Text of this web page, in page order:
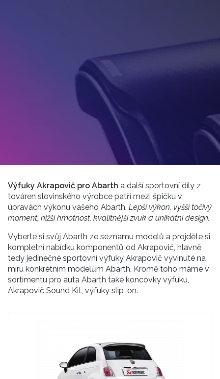
Výfuky Akrapovič pro Abarth a další sportovní díly z
továren slovinského výrobce patří mezi špičku v
úpravách výkonu vašeho Abarth. Lepší výkon, vyšší točivý
moment, nižší hmotnost, kvalitnější zvuk a unikátní design.
Vyberte si svůj Abarth ze seznamu modelů a projděte si
kompletní nabídku komponentů od Akrapovič, hlavně
tedy jedinečné sportovní výfuky Akrapovič vyvinuté na
míru konkrétním modelům Abarth. Kromě toho máme v
sortimentu pro auta Abarth také koncovky výfuku,
Akrapovič Sound Kit, výfuky slip-on.